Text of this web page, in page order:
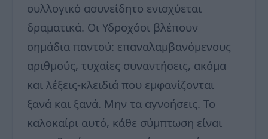
συλλογικό ασυνείδητο ενισχύεται
δραματικά. Οι Υδροχόοι βλέπουν
σημάδια παντού: επαναλαμβανόμενους
αριθμούς, τυχαίες συναντήσεις, ακόμα
και λέξεις-κλειδιά που εμφανίζονται
ξανά και ξανά. Μην τα αγνοήσεις. Το
καλοκαίρι αυτό, κάθε σύμπτωση είναι